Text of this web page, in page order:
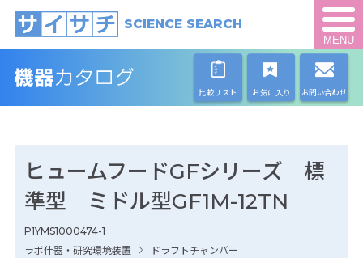
SCIENCE SEARCH
MENU
比較リスト お気に入り お問い合わせ
ヒュームフードGFシリーズ 標
準型 ミドル型GF1M-12TN
P1YMS1000474-1
ラボ什器・研究環境装置
ドラフトチャンバー